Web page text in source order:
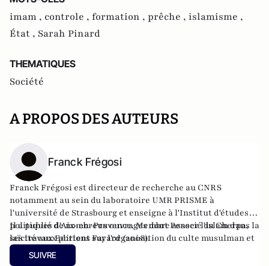
imam , controle , formation , prêche , islamisme ,
État , Sarah Pinard
THEMATIQUES
Société
A PROPOS DES AUTEURS
Franck Frégosi
Franck Frégosi est directeur de recherche au CNRS
notamment au sein du laboratoire UMR PRISME à
l'université de Strasbourg et enseigne à l'Institut d'études
politiques d'Aix-en-Provence. Membre associé du Cherpa,
ses travaux portent sur l'organisation du culte musulman et
les modes d'expression de l'islam dans l'espace européen.
Il a publié de nombreux ouvrages dontPenser l'islam dans la
laïcitéaux Editions Fayard (2008).
SUIVRE